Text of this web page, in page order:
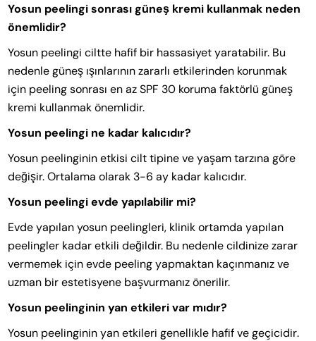
Yosun peelingi sonrası güneş kremi kullanmak neden
önemlidir?
Yosun peelingi ciltte hafif bir hassasiyet yaratabilir. Bu
nedenle güneş ışınlarının zararlı etkilerinden korunmak
için peeling sonrası en az SPF 30 koruma faktörlü güneş
kremi kullanmak önemlidir.
Yosun peelingi ne kadar kalıcıdır?
Yosun peelinginin etkisi cilt tipine ve yaşam tarzına göre
değişir. Ortalama olarak 3-6 ay kadar kalıcıdır.
Yosun peelingi evde yapılabilir mi?
Evde yapılan yosun peelingleri, klinik ortamda yapılan
peelingler kadar etkili değildir. Bu nedenle cildinize zarar
vermemek için evde peeling yapmaktan kaçınmanız ve
uzman bir estetisyene başvurmanız önerilir.
Yosun peelinginin yan etkileri var mıdır?
Yosun peelinginin yan etkileri genellikle hafif ve geçicidir.